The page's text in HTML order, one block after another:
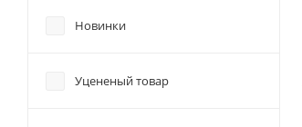
Новинки
Уцененый товар